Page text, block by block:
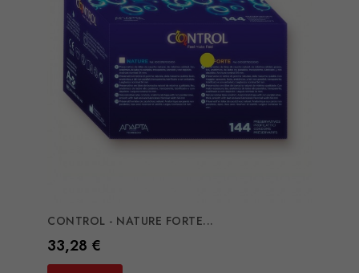
CONTROL - NATURE FORTE...
Preço
33,28 €